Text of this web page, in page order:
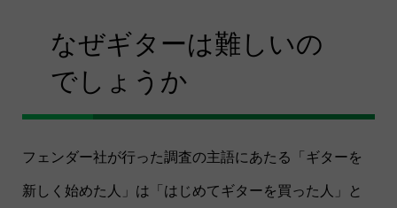
なぜギターは難しいの
でしょうか
フェンダー社が行った調査の主語にあたる「ギターを
新しく始めた人」は「はじめてギターを買った人」と